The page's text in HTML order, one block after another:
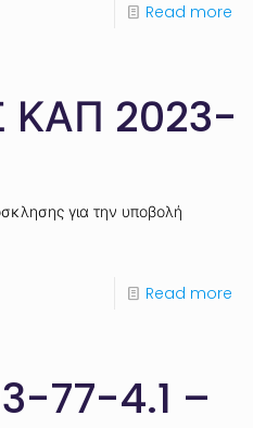
Read more
ΚΑΠ 2023-
για την υποβολή
Read more
77-4.1 –